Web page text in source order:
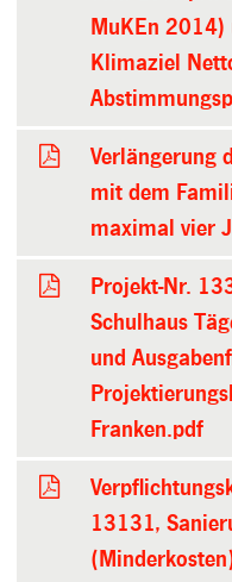
MuKEn 2014)
Klimaziel
Verlängerung
mit dem
maximal vier
Projekt-Nr.
Schulhaus
und
Franken.pdf
13131,